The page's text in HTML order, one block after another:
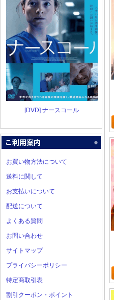
[DVD] ナースコール
お買い物方法について
送料に関して
お支払いについて
配送について
よくある質問
お問い合わせ
サイトマップ
プライバシーポリシー
特定商取引表
割引クーポン・ポイント